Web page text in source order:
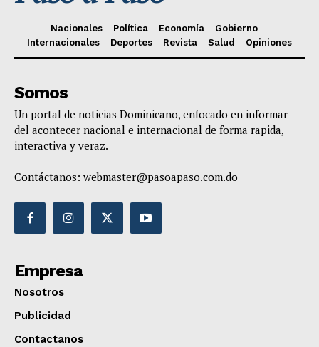
Nacionales Política Economía
Gobierno
Internacionales
Deportes Revista Salud Opiniones
Somos
Un portal de noticias Dominicano, enfocado en informar
del acontecer nacional e internacional de forma rapida,
interactiva y veraz.
Contáctanos: webmaster@pasoapaso.com.do
Empresa
Nosotros
Publicidad
Contactanos